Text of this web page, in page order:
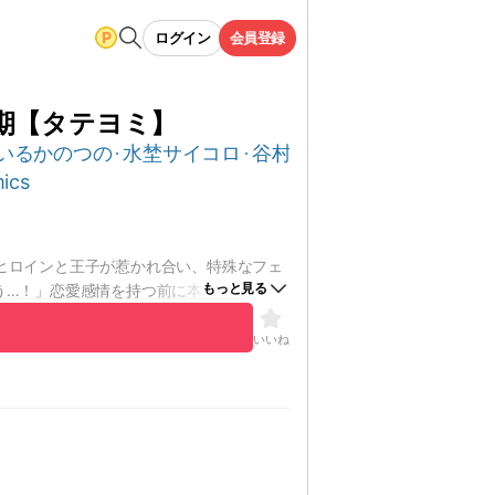
ログイン 会員登録
タテヨミ】
るかのつの 水埜サイコロ 谷村二十円
もっと見る
インと王子が惹かれ合い、特殊なフェ
！」恋愛感情を持つ前に本能的にカラ
いいね